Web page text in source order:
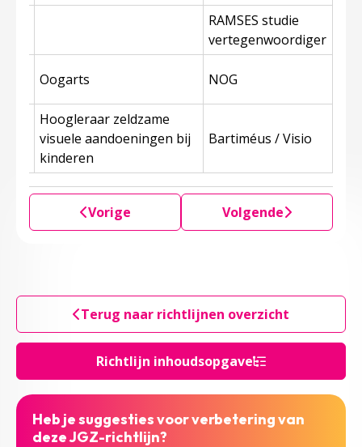
Richtlijn inhoudsopgave
RAMSES studie
vertegenwoordiger
Oogarts NOG
Hoogleraar zeldzame
visuele aandoeningen bij
kinderen
Bartiméus / Visio
Vorige Volgende
Terug naar richtlijnen overzicht
Heb je suggesties voor verbetering van
deze JGZ-richtlijn?